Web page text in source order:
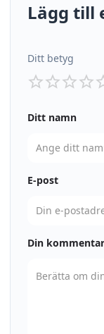
Lägg till
Ditt betyg
Ditt namn
E-post
Din kommentar